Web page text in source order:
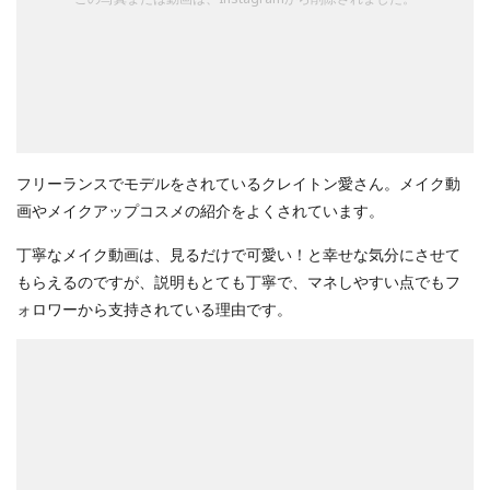
フリーランスでモデルをされているクレイトン愛さん。メイク動
画やメイクアップコスメの紹介をよくされています。
丁寧なメイク動画は、見るだけで可愛い！と幸せな気分にさせて
もらえるのですが、説明もとても丁寧で、マネしやすい点でもフ
ォロワーから支持されている理由です。